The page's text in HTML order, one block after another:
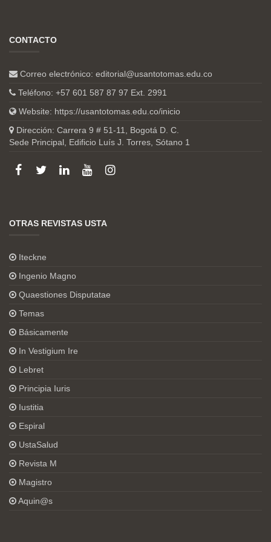
CONTACTO
Correo electrónico: editorial@usantotomas.edu.co
Teléfono: +57 601 587 87 97 Ext. 2991
Website: https://usantotomas.edu.co/inicio
Dirección: Carrera 9 # 51-11, Bogotá D. C.
Sede Principal, Edificio Luís J. Torres, Sótano 1
OTRAS REVISTAS USTA
Iteckne
Ingenio Magno
Quaestiones Disputatae
Temas
Básicamente
In Vestigium Ire
Lebret
Principia Iuris
Iustitia
Espiral
UstaSalud
Revista M
Magistro
Aquin@s